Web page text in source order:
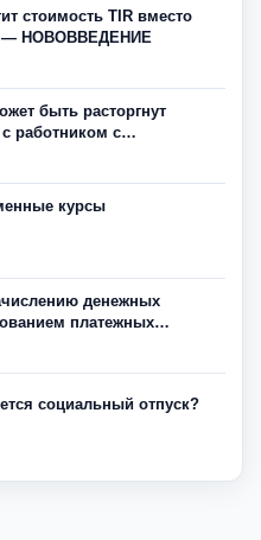
стоимость TIR вместо
— НОВОВВЕДЕНИЕ
быть расторгнут
работником с
курсы
денежных
платежных
применяться риск-
социальный отпуск?